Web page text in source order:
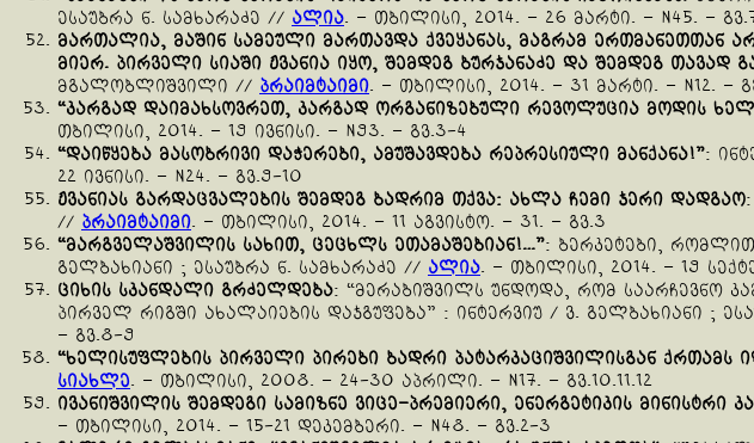
ესაუბრა ნ. სამხარაძე // ალია. – თბილისი, 2014. – 26 მარტი. – N45. –
მართალია, მაშინ სამეული მართავდა ქვეყანას, მაგრამ ერთმანეთთან
მიერ. პირველი სიაში ჟვანია იყო, შემდეგ ბურჯანაძე და შემდეგ თავად
მგალობლიშვილი // პრაიმტაიმი. – თბილისი, 2014. – 31 მარტი. – N12. –
“კარგად დაიმახსოვრეთ, კარგად ორგანიზებული რევოლუცია მოდის
თბილისი, 2014. – 19 ივნისი. – N93. – გვ.3-4
“დაიწყება მასობრივი დაჭერები, ამუშავდება რეპრესიული მანქანა!”:
22 ივნისი. – N24. – გვ.9-10
ჟვანიას გარდაცვალების შემდეგ ბადრიმ თქვა: ახლა ჩემი ჯერი დადგაო
// პრაიმტაიმი. – თბილისი, 2014. – 11 აგვისტო. – 31. – გვ.3
“მარგველაშვილის სახით, ცეცხლს ეთამაშებიან!…”: ბერკეტები,
გელბახიანი ; ესაუბრა ნ. სამხარაძე // ალია. – თბილისი, 2014. – 19
ციხის სკანდალი გრძელდება: “მერაბიშვილს უნდოდა, რომ საარჩევნო
პირველ რიგში ახალაიების დაჯგუფება” : ინტერვიუ / ვ. გელბახიანი ;
– გვ.8-9
“ხელისუფლების პირველი პირები ბადრი პატარკაციშვილისგან ქრთამს
სიახლე. – თბილისი, 2008. – 24-30 აპრილი. – N17. – გვ.10.11.12
ივანიშვილის შემდეგი სამიზნე ვიცე–პრემიერი, ენერგეტიკის მინისტრი
– თბილისი, 2014. – 15-21 დეკემბერი. – N48. – გვ.2-3